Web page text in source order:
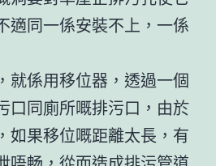
適同一係安裝不上，一係
就係用移位器，透過一個
口同廁所嘅排污口，由於
如果移位嘅距離太長，有